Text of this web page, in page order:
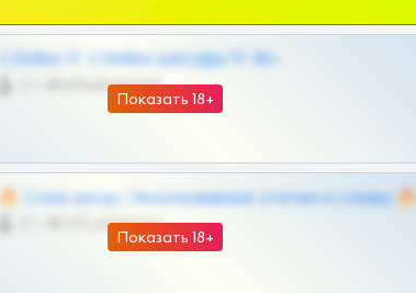
Показать 18+
СЛИВЫ ТГ СЛИВЫ ШКОДЫ ТГ 18+
@VIPARHIVS55BOT
Показать 18+
🔥 Слив шкод | Эксклюзивные утечки и сливы 🔥
@OPLATAPODPSK1BOT